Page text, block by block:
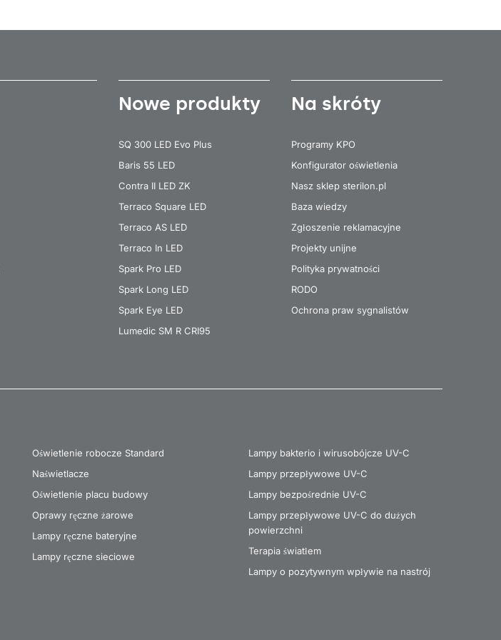
Nowe produkty
SQ 300 LED Evo Plus
Baris 55 LED
Contra II LED ZK
Terraco Square LED
Terraco AS LED
Terraco In LED
Spark Pro LED
Spark Long LED
Spark Eye LED
Lumedic SM R CRI95
Na skróty
Programy KPO
Konfigurator oświetlenia
Nasz sklep sterilon.pl
Baza wiedzy
Zgłoszenie reklamacyjne
Projekty unijne
Polityka prywatności
RODO
Ochrona praw sygnalistów
Oświetlenie robocze Standard
Naświetlacze
Oświetlenie placu budowy
Oprawy ręczne żarowe
Lampy ręczne bateryjne
Lampy ręczne sieciowe
Lampy bakterio i wirusobójcze UV-C
Lampy przepływowe UV-C
Lampy bezpośrednie UV-C
Lampy przepływowe UV-C do dużych
powierzchni
Terapia światłem
Lampy o pozytywnym wpływie na nastrój